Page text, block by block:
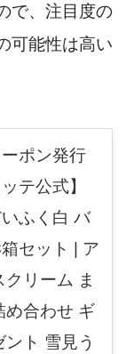
で、注目度の
可能性は高い
ーポン発行
テ公式】
ふく白 バ
セット | ア
クリーム ま
め合わせ ギ
ト 雪見う